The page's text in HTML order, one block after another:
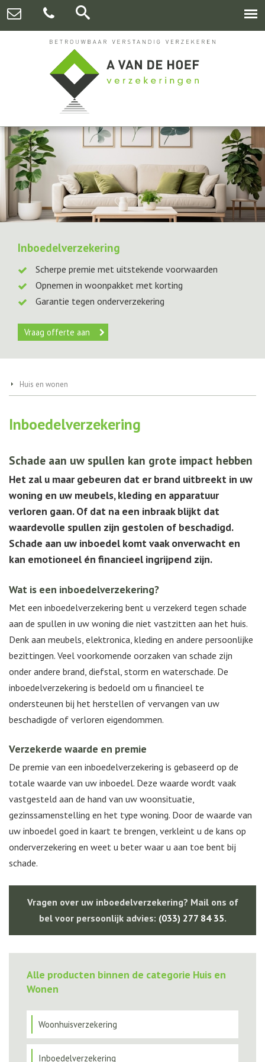
Inboedelverzekering
Scherpe premie met uitstekende voorwaarden
Opnemen in woonpakket met korting
Garantie tegen onderverzekering
Vraag offerte aan
Huis en wonen
Inboedelverzekering
Schade aan uw spullen kan grote impact hebben
Het zal u maar gebeuren dat er brand uitbreekt in uw
woning en uw meubels, kleding en apparatuur
verloren gaan. Of dat na een inbraak blijkt dat
waardevolle spullen zijn gestolen of beschadigd.
Schade aan uw inboedel komt vaak onverwacht en
kan emotioneel én financieel ingrijpend zijn.
Wat is een inboedelverzekering?
Met een inboedelverzekering bent u verzekerd tegen schade
aan de spullen in uw woning die niet vastzitten aan het huis.
Denk aan meubels, elektronica, kleding en andere persoonlijke
bezittingen. Veel voorkomende oorzaken van schade zijn
onder andere brand, diefstal, storm en waterschade. De
inboedelverzekering is bedoeld om u financieel te
ondersteunen bij het herstellen of vervangen van uw
beschadigde of verloren eigendommen.
Verzekerde waarde en premie
De premie van een inboedelverzekering is gebaseerd op de
totale waarde van uw inboedel. Deze waarde wordt vaak
vastgesteld aan de hand van uw woonsituatie,
gezinssamenstelling en het type woning. Door de waarde van
uw inboedel goed in kaart te brengen, verkleint u de kans op
onderverzekering en weet u beter waar u aan toe bent bij
schade.
Vragen over uw inboedelverzekering? Mail ons of
bel voor persoonlijk advies: (033) 277 84 35.
Alle producten binnen de categorie Huis en
Wonen
Woonhuisverzekering
Inboedelverzekering